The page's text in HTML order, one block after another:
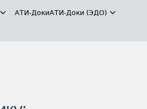
АТИ-ДокиАТИ-Доки (ЭДО)